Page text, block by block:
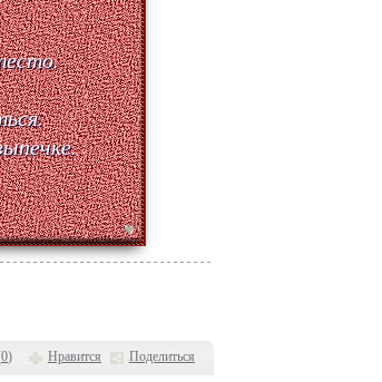
0) Нравится Поделиться